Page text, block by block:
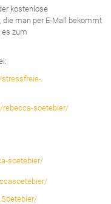
kostenlose
man per E-Mail bekommt
es zum
rebecca-soetebier/
soetebier/